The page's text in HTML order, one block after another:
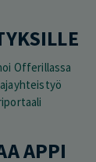
Offerillassa
APPI